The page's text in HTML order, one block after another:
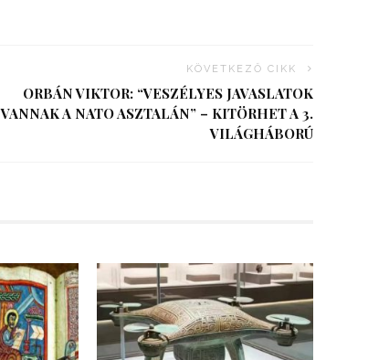
KÖVETKEZŐ CIKK
ORBÁN VIKTOR: “VESZÉLYES JAVASLATOK
VANNAK A NATO ASZTALÁN” – KITÖRHET A 3.
VILÁGHÁBORÚ